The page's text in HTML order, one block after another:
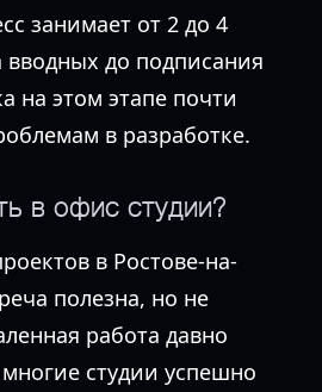
занимает от 2 до 4
вводных до подписания
на этом этапе почти
в разработке.
в офис студии?
в Ростове-на-
полезна, но не
работа давно
студии успешно